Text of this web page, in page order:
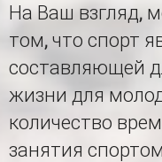
На Ваш взгляд,
том, что спорт
составляющей
жизни для
количество
занятия